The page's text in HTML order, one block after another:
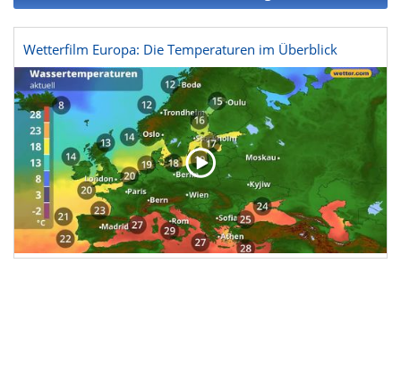
Wetterfilm Europa: Die Temperaturen im Überblick